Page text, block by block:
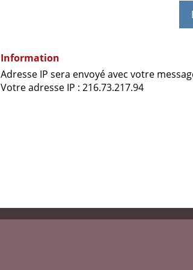
Information
Adresse IP sera envoyé avec votre
Votre adresse IP : 216.73.217.94